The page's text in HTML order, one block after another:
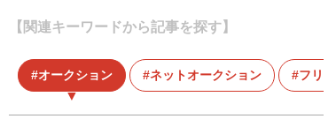
【関連キーワードから記事を探す】
オークション ネットオークション フリマ